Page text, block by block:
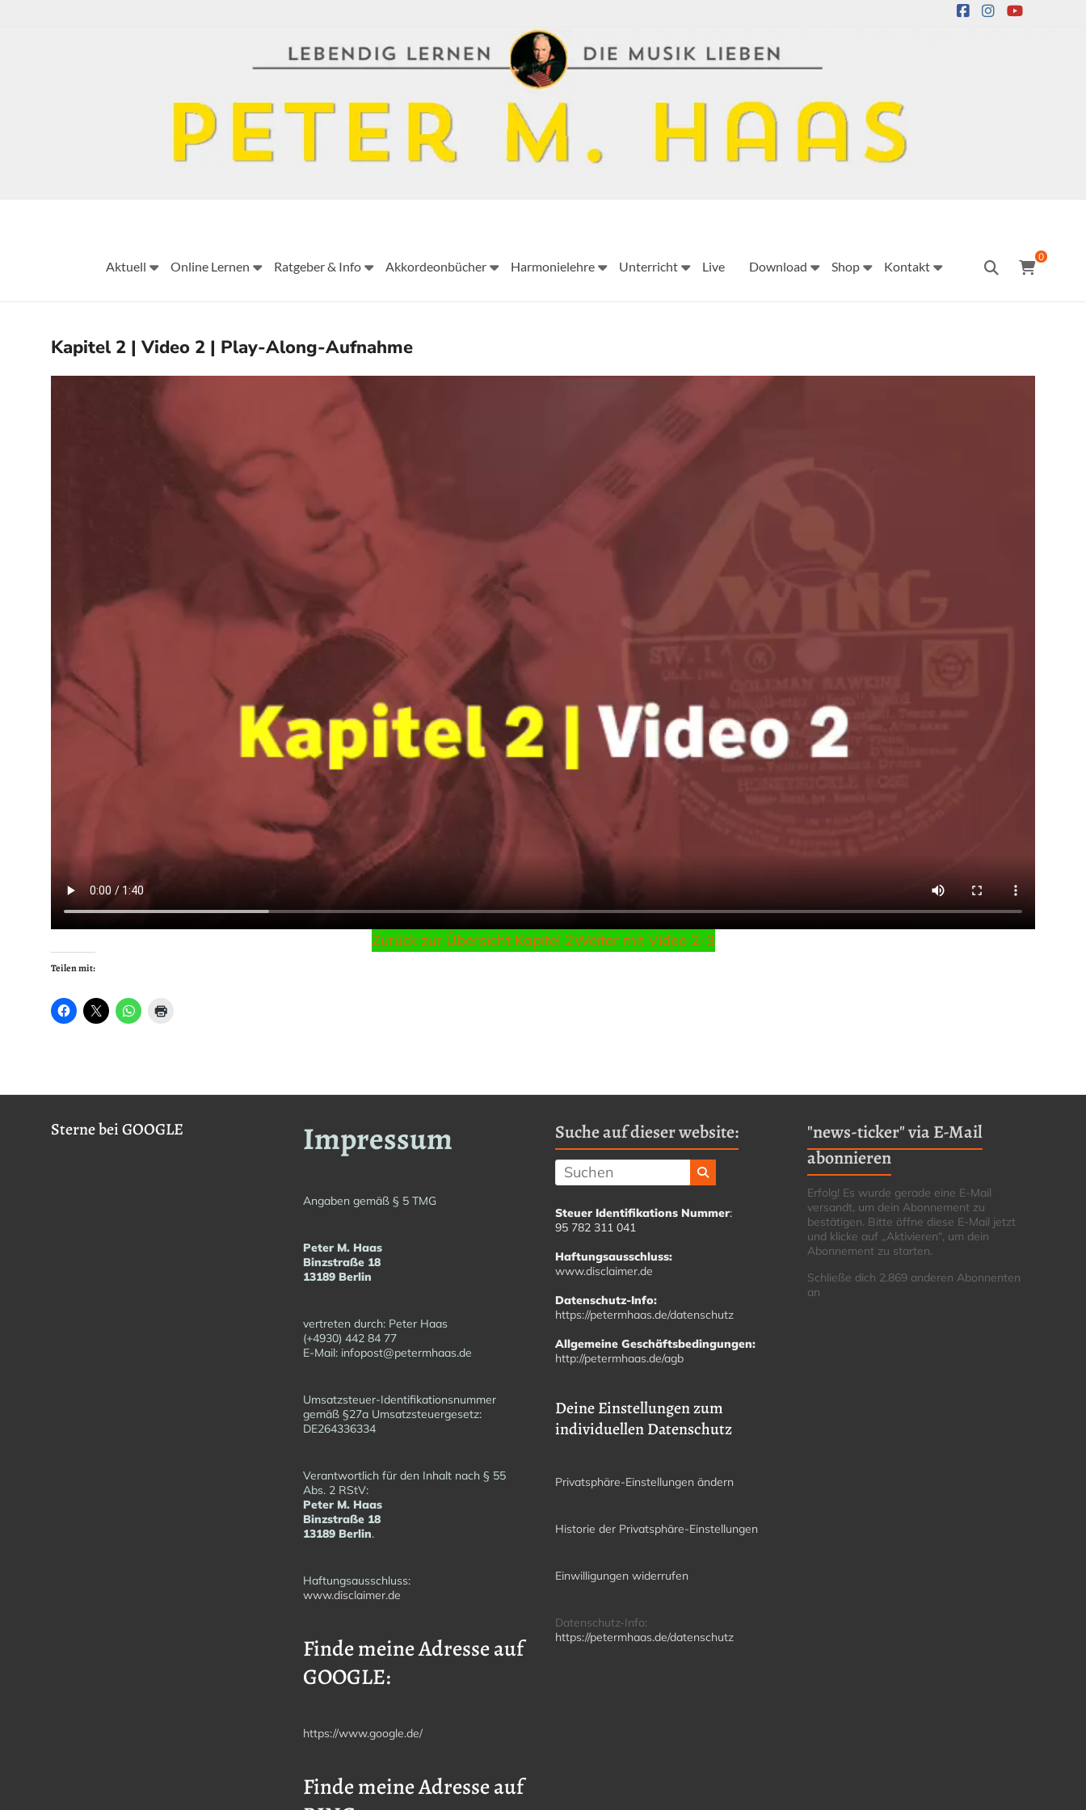
M.
Haas
0
Aktuell Online Lernen Ratgeber & Info Akkordeonbücher Harmonielehre Unterricht Live Download Shop Kontakt
Kapitel 2 | Video 2 | Play-Along-Aufnahme
Zurück zur Übersicht Kapitel 2Weiter mit Video 2-3
Teilen mit:
Sterne bei GOOGLE Impressum
Angaben gemäß § 5 TMG
Peter M. Haas
Binzstraße 18
13189 Berlin
vertreten durch: Peter Haas
(+4930) 442 84 77
E-Mail: infopost@petermhaas.de
Umsatzsteuer-Identifikationsnummer
gemäß §27a Umsatzsteuergesetz:
DE264336334
Verantwortlich für den Inhalt nach § 55
Abs. 2 RStV:
Peter M. Haas
Binzstraße 18
13189 Berlin.
Haftungsausschluss:
www.disclaimer.de
Finde meine Adresse auf
GOOGLE:
https://www.google.de/
Finde meine Adresse auf
Suche auf dieser website:
Steuer Identifikations Nummer:
95 782 311 041
Haftungsausschluss:
www.disclaimer.de
Datenschutz-Info:
https://petermhaas.de/datenschutz
Allgemeine Geschäftsbedingungen:
http://petermhaas.de/agb
Deine Einstellungen zum
individuellen Datenschutz
Privatsphäre-Einstellungen ändern
Historie der Privatsphäre-Einstellungen
Einwilligungen widerrufen
Datenschutz-Info:
https://petermhaas.de/datenschutz
"news-ticker" via E-Mail
abonnieren
Erfolg! Es wurde gerade eine E-Mail
versandt, um dein Abonnement zu
bestätigen. Bitte öffne diese E-Mail jetzt
und klicke auf „Aktivieren“, um dein
Abonnement zu starten.
Schließe dich 2.869 anderen Abonnenten
an